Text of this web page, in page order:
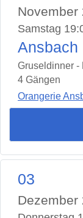
November
Samstag
Ansbach
Gruseldinner -
4 Gängen
Orangerie
03
Dezember